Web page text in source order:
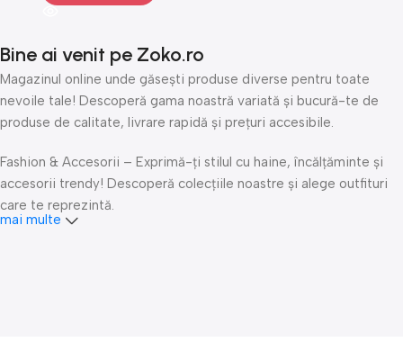
Bine ai venit pe Zoko.ro
Magazinul online unde găsești produse diverse pentru toate
nevoile tale! Descoperă gama noastră variată și bucură-te de
produse de calitate, livrare rapidă și prețuri accesibile.
Fashion & Accesorii – Exprimă-ți stilul cu haine, încălțăminte și
accesorii trendy! Descoperă colecțiile noastre și alege outfituri
care te reprezintă.
mai multe